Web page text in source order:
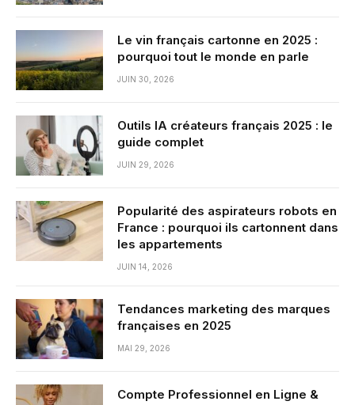
Le vin français cartonne en 2025 :
pourquoi tout le monde en parle
JUIN 30, 2026
Outils IA créateurs français 2025 : le
guide complet
JUIN 29, 2026
Popularité des aspirateurs robots en
France : pourquoi ils cartonnent dans
les appartements
JUIN 14, 2026
Tendances marketing des marques
françaises en 2025
MAI 29, 2026
Compte Professionnel en Ligne &